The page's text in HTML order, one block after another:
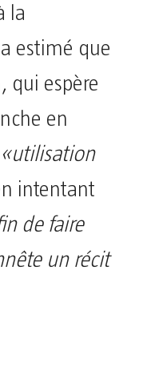
la
estimé que
qui espère
en
«utilisation
intentant
de faire
un récit